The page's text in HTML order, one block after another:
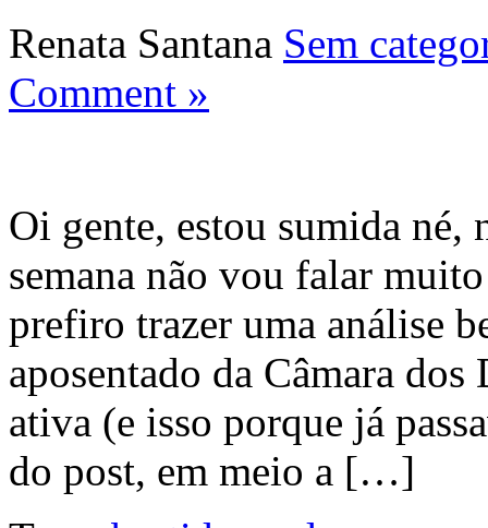
Renata Santana Sem
Comment »
Oi gente, estou sumida
semana não vou falar
prefiro trazer uma análise
aposentado da Câmara dos
ativa (e isso porque já
do post, em meio a […]